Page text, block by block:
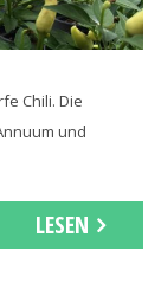
Chili. Die
und
LESEN